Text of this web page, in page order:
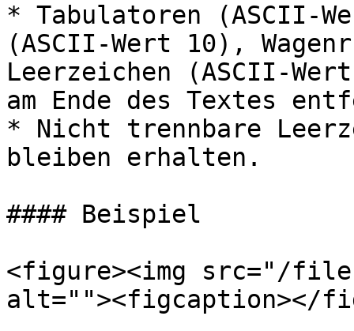
* Tabulatoren (ASCII-
(ASCII-Wert 10),
Leerzeichen (ASCII-
am Ende des Textes
* Nicht trennbare
bleiben erhalten.
#### Beispiel
<figure><img src="/